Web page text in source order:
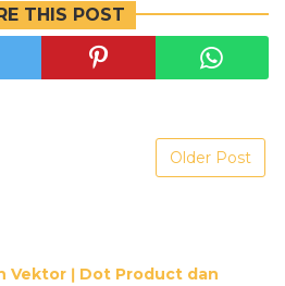
THIS POST
Older Post
Vektor ǀ Dot Product dan